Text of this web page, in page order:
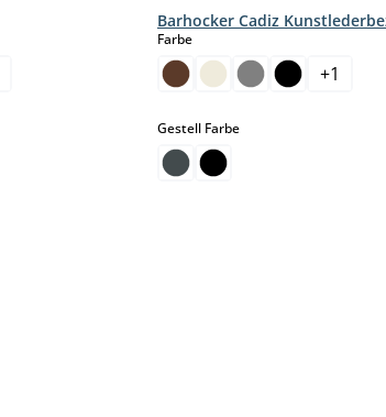
Barhocker Cadiz
Farbeauswählen
+1
Gestell Farbeauswählen